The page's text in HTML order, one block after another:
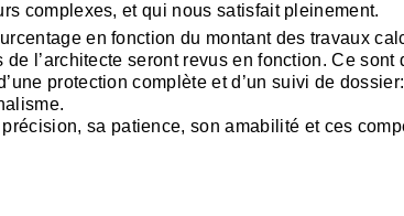
complexes, et qui nous satisfait pleinement.
en fonction du montant des travaux
l’architecte seront revus en fonction. Ce
protection complète et d’un suivi de
sa patience, son amabilité et ces